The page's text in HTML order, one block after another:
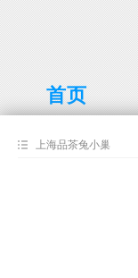
首页
上海品茶兔小巢